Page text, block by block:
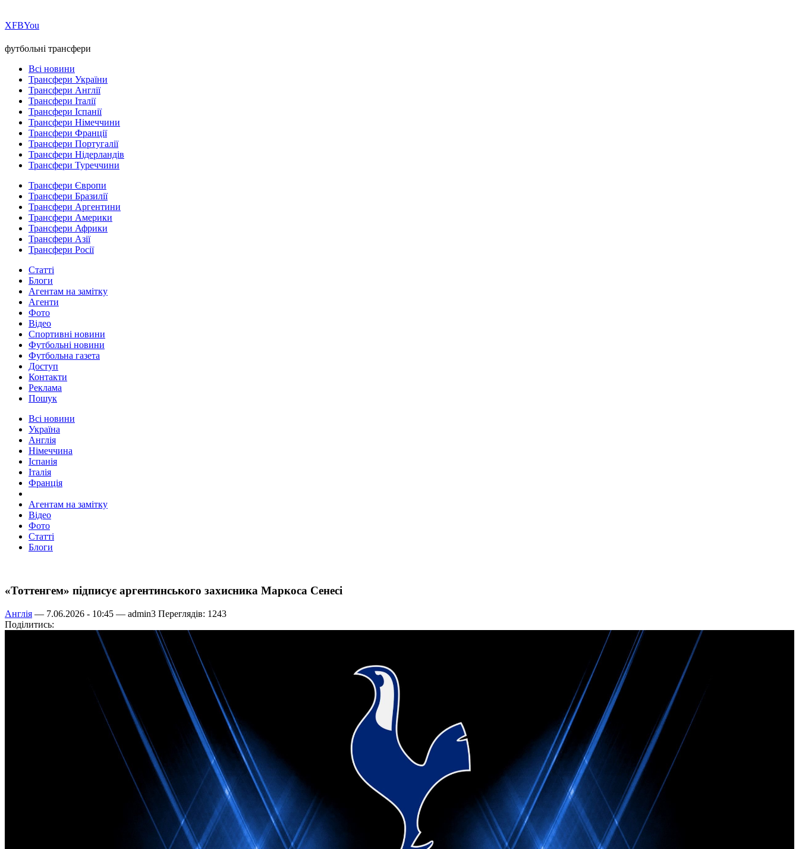
ХFBYou
футбольні трансфери
Всі новини
Трансфери України
Трансфери Англії
Трансфери Італії
Трансфери Іспанії
Трансфери Німеччини
Трансфери Франції
Трансфери Португалії
Трансфери Нідерландів
Трансфери Туреччини
Трансфери Європи
Трансфери Бразилії
Трансфери Аргентини
Трансфери Америки
Трансфери Африки
Трансфери Азії
Трансфери Росії
Статті
Блоги
Агентам на замітку
Агенти
Фото
Відео
Спортивні новини
Футбольні новини
Футбольна газета
Доступ
Контакти
Реклама
Пошук
Всі новини
Україна
Англія
Німеччина
Іспанія
Італія
Франція
Агентам на замітку
Відео
Фото
Статті
Блоги
«Тоттенгем» підписує аргентинського захисника Маркоса Сенесі
Англія — 7.06.2026 - 10:45 — admin3 Переглядів: 1243
Поділитись: